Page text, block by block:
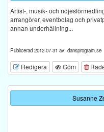
Artist-, musik- och
arrangörer, eventbolag och
annan underhållning...
Publicerad 2012-07-31 av: dansprogram.se
Redigera Göm
Susanne